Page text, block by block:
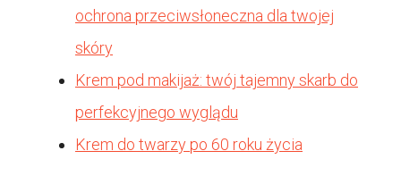
ochrona przeciwsłoneczna dla twojej
skóry
Krem pod makijaż: twój tajemny skarb do
perfekcyjnego wyglądu
Krem do twarzy po 60 roku życia